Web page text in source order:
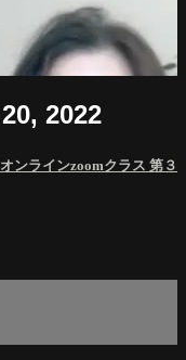
2022
ンラインzoomクラス 第３